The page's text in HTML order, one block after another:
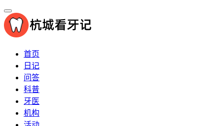
首页
日记
问答
科普
牙医
机构